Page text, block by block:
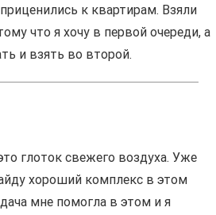
к квартирам. Взяли
что я хочу в первой очереди, а
и взять во второй.
глоток свежего воздуха. Уже
хороший комплекс в этом
мне помогла в этом и я